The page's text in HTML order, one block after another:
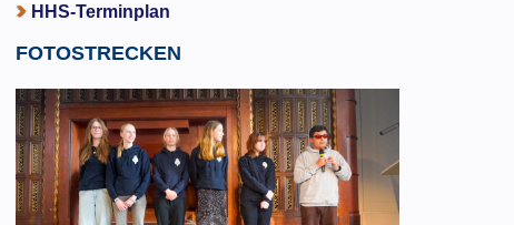
HHS-Terminplan
FOTOSTRECKEN